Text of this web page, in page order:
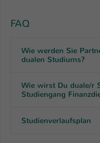
FAQ
Wie werden Sie
dualen Studiums?
Wie wirst Du duale/r
Studiengang
Studienverlaufsplan